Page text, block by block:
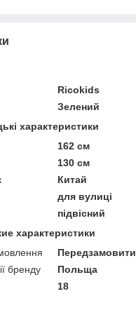
Ricokids
Зелений
характеристики
162 см
130 см
Китай
для вулиці
підвісний
характеристики
Передзамовити
бренду
Польща
18